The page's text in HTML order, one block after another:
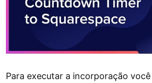
Para executar a incorporação